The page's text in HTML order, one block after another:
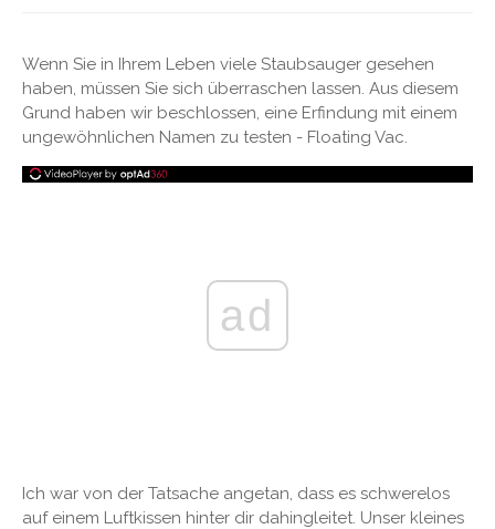
Wenn Sie in Ihrem Leben viele Staubsauger gesehen
haben, müssen Sie sich überraschen lassen. Aus diesem
Grund haben wir beschlossen, eine Erfindung mit einem
ungewöhnlichen Namen zu testen - Floating Vac.
ad
Ich war von der Tatsache angetan, dass es schwerelos
auf einem Luftkissen hinter dir dahingleitet. Unser kleines